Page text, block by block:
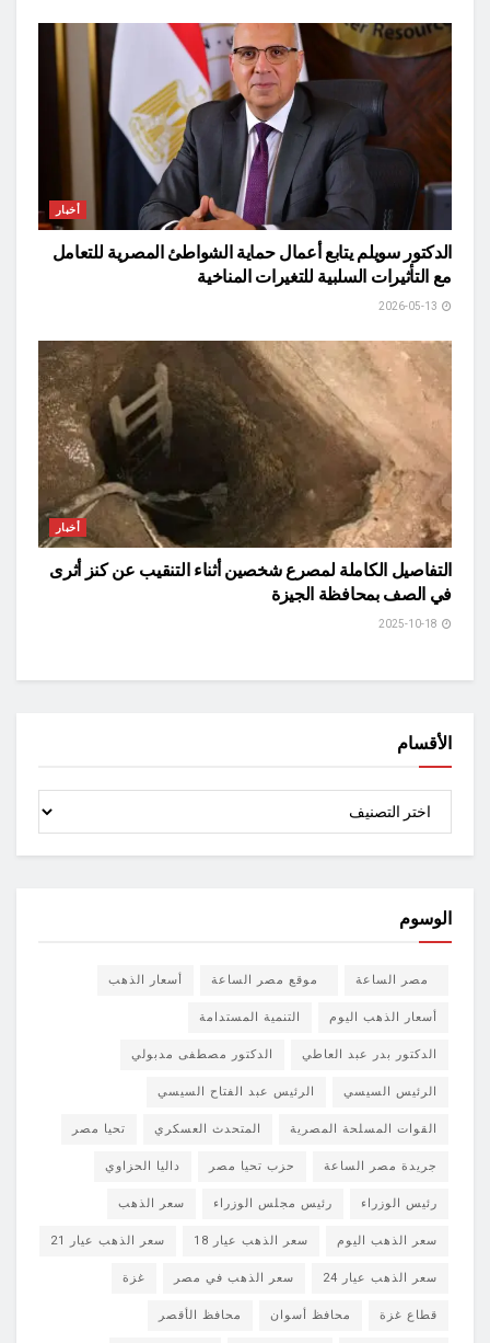
أخبار
الدكتور سويلم يتابع أعمال حماية الشواطئ المصرية للتعامل
مع التأثيرات السلبية للتغيرات المناخية
أخبار
التفاصيل الكاملة لمصرع شخصين أثناء التنقيب عن كنز أثرى
في الصف بمحافظة الجيزة
الأقسام
الوسوم
مصر الساعة موقع مصر الساعة أسعار الذهب
أسعار الذهب اليوم التنمية المستدامة
الدكتور بدر عبد العاطي الدكتور مصطفى مدبولي
الرئيس السيسي الرئيس عبد الفتاح السيسي
القوات المسلحة المصرية المتحدث العسكري تحيا مصر
جريدة مصر الساعة حزب تحيا مصر داليا الحزاوي
رئيس الوزراء رئيس مجلس الوزراء سعر الذهب
سعر الذهب اليوم سعر الذهب عيار 18 سعر الذهب عيار 21
سعر الذهب عيار 24 سعر الذهب في مصر غزة
قطاع غزة محافظ أسوان محافظ الأقصر